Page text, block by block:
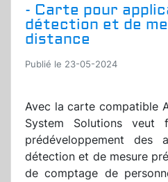
- Carte pour
détection et de
distance
Publié le 23-05-2024
Avec la carte compatible
System Solutions veut
prédéveloppement des
détection et de mesure
de comptage de